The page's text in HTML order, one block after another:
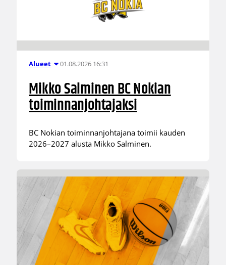
Alueet 01.08.2026 16:31
Mikko Salminen BC Nokian
toiminnanjohtajaksi
BC Nokian toiminnanjohtajana toimii kauden
2026–2027 alusta Mikko Salminen.